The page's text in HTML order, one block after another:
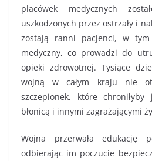
placówek medycznych
uszkodzonych przez ostrzały i
zostają ranni pacjenci, w
medyczny, co prowadzi do
opieki zdrowotnej. Tysiące
wojną w całym kraju nie
szczepionek, które
błonicą i innymi zagrażającymi
Wojna przerwała edukację
odbierając im poczucie